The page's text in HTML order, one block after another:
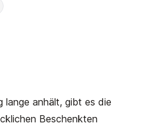
lange anhält, gibt es die
Beschenkten